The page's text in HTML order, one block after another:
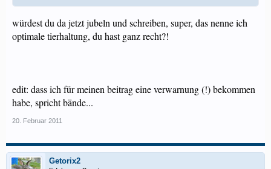
würdest du da jetzt jubeln und schreiben, super, das nenne ich
optimale tierhaltung, du hast ganz recht?!
edit: dass ich für meinen beitrag eine verwarnung (!) bekommen
habe, spricht bände...
20. Februar 2011
Getorix2